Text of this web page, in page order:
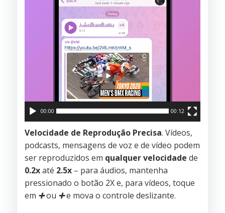
00:00 00:12
Velocidade de Reprodução Precisa. Vídeos,
podcasts, mensagens de voz e de vídeo podem
ser reproduzidos em qualquer velocidade de
0.2xaté 2.5x – para áudios, mantenha
pressionado o botão 2X e, para vídeos, toque
em ➕ou ➕e mova o controle deslizante.